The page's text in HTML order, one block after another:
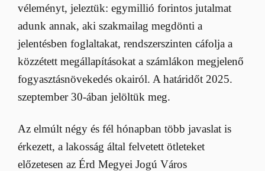
véleményt, jeleztük: egymillió forintos jutalmat
adunk annak, aki szakmailag megdönti a
jelentésben foglaltakat, rendszerszinten cáfolja a
közzétett megállapításokat a számlákon megjelenő
fogyasztásnövekedés okairól. A határidőt 2025.
szeptember 30-ában jelöltük meg.
Az elmúlt négy és fél hónapban több javaslat is
érkezett, a lakosság által felvetett ötleteket
előzetesen az Érd Megyei Jogú Város